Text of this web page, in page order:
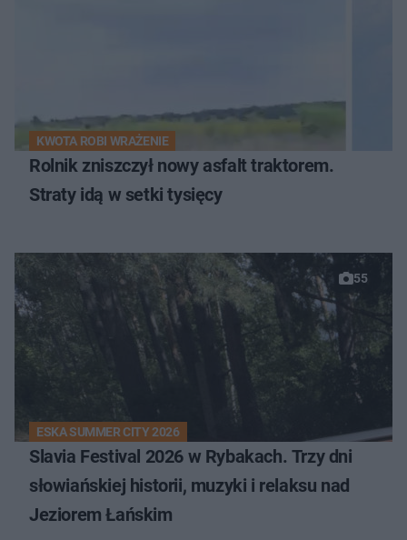
KWOTA ROBI WRAŻENIE
Rolnik zniszczył nowy asfalt traktorem.
Straty idą w setki tysięcy
55
ESKA SUMMER CITY 2026
Slavia Festival 2026 w Rybakach. Trzy dni
słowiańskiej historii, muzyki i relaksu nad
Jeziorem Łańskim